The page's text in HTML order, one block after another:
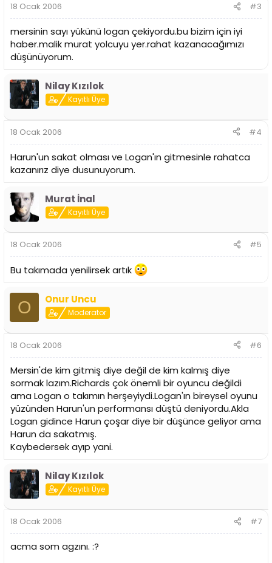
18 Ocak 2006 #3
mersinin sayı yükünü logan çekiyordu.bu bizim için iyi
haber.malik murat yolcuyu yer.rahat kazanacağımızı
düşünüyorum.
Nilay Kızılok
Kayıtlı Üye
18 Ocak 2006 #4
Harun'un sakat olması ve Logan'ın gitmesinle rahatca
kazanırız diye dusunuyorum.
Murat İnal
Kayıtlı Üye
18 Ocak 2006 #5
Bu takımada yenilirsek artık
O Onur Uncu
Moderator
18 Ocak 2006 #6
Mersin'de kim gitmiş diye değil de kim kalmış diye
sormak lazım.Richards çok önemli bir oyuncu değildi
ama Logan o takımın herşeyiydi.Logan'ın bireysel oyunu
yüzünden Harun'un performansı düştü deniyordu.Akla
Logan gidince Harun çoşar diye bir düşünce geliyor ama
Harun da sakatmış.
Kaybedersek ayıp yani.
Nilay Kızılok
Kayıtlı Üye
18 Ocak 2006 #7
acma som agzını. :?